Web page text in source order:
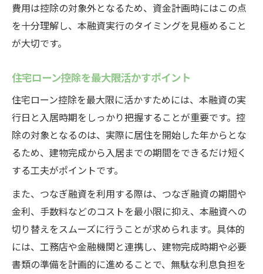
費用は控除の対象外となるため、資金計画時にはこの点
を十分理解し、本融資実行のタイミングを見極めること
が大切です。
住宅ローン控除を最大限活かすポイント
住宅ローン控除を最大限に活かすためには、本融資の実
行日と入居時期をしっかり把握することが重要です。控
除の対象となるのは、実際に居住を開始した年からとな
るため、建物完成から入居までの期間をできるだけ短く
する工夫がポイントです。
また、つなぎ融資を利用する際は、つなぎ融資の期間や
金利、手数料などのコストを最小限に抑え、本融資への
切り替えをスムーズに行うことが求められます。具体的
には、工務店や金融機関と連携し、建物完成時期や必要
書類の準備を計画的に進めることで、無駄な利息負担を